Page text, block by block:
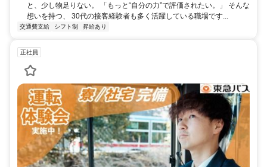
と、少し物足りない。 「もっと“自分の力”で評価されたい。」 そんな
想いを持つ、 30代の接客経験者も多く活躍している職場です...
交通費支給 シフト制 昇給あり
正社員